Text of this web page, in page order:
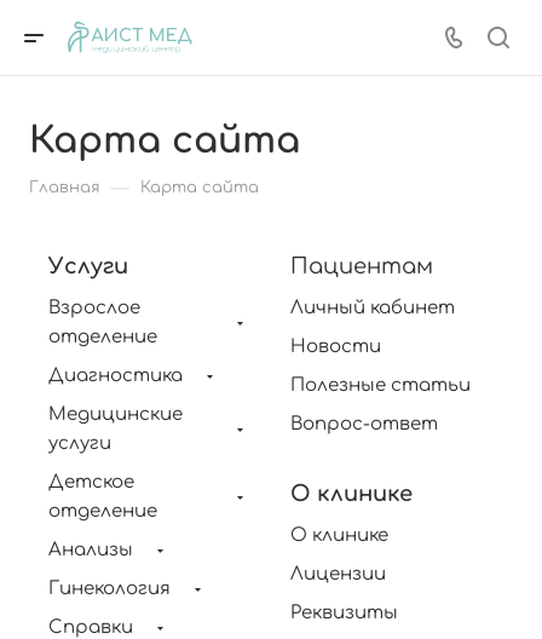
Карта сайта
Главная — Карта сайта
Услуги
Взрослое
отделение
Диагностика
Медицинские
услуги
Детское
отделение
Анализы
Гинекология
Справки
Пациентам
Личный кабинет
Новости
Полезные статьи
Вопрос-ответ
О клинике
О клинике
Лицензии
Реквизиты